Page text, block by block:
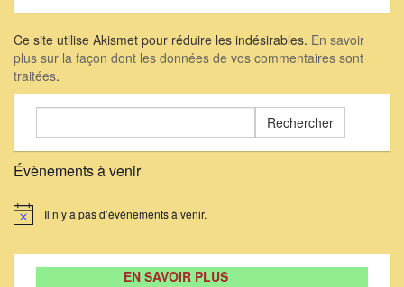
Ce site utilise Akismet pour réduire les indésirables. En savoir
plus sur la façon dont les données de vos commentaires sont
traitées.
Évènements à venir
Notice Il n’y a pas d’évènements à venir.
EN SAVOIR PLUS